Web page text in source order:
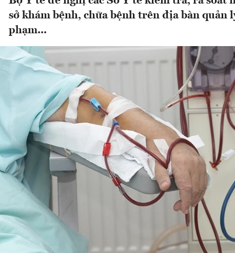
sở khám bệnh, chữa bệnh trên địa bàn quản
phạm...